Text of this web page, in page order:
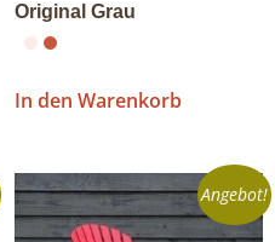
Original Grau
In den Warenkorb
Angebot!